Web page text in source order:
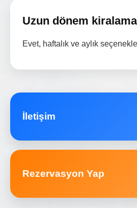
Uzun dönem
Evet, haftalık ve aylık
İletişim
Rezervasyon Yap